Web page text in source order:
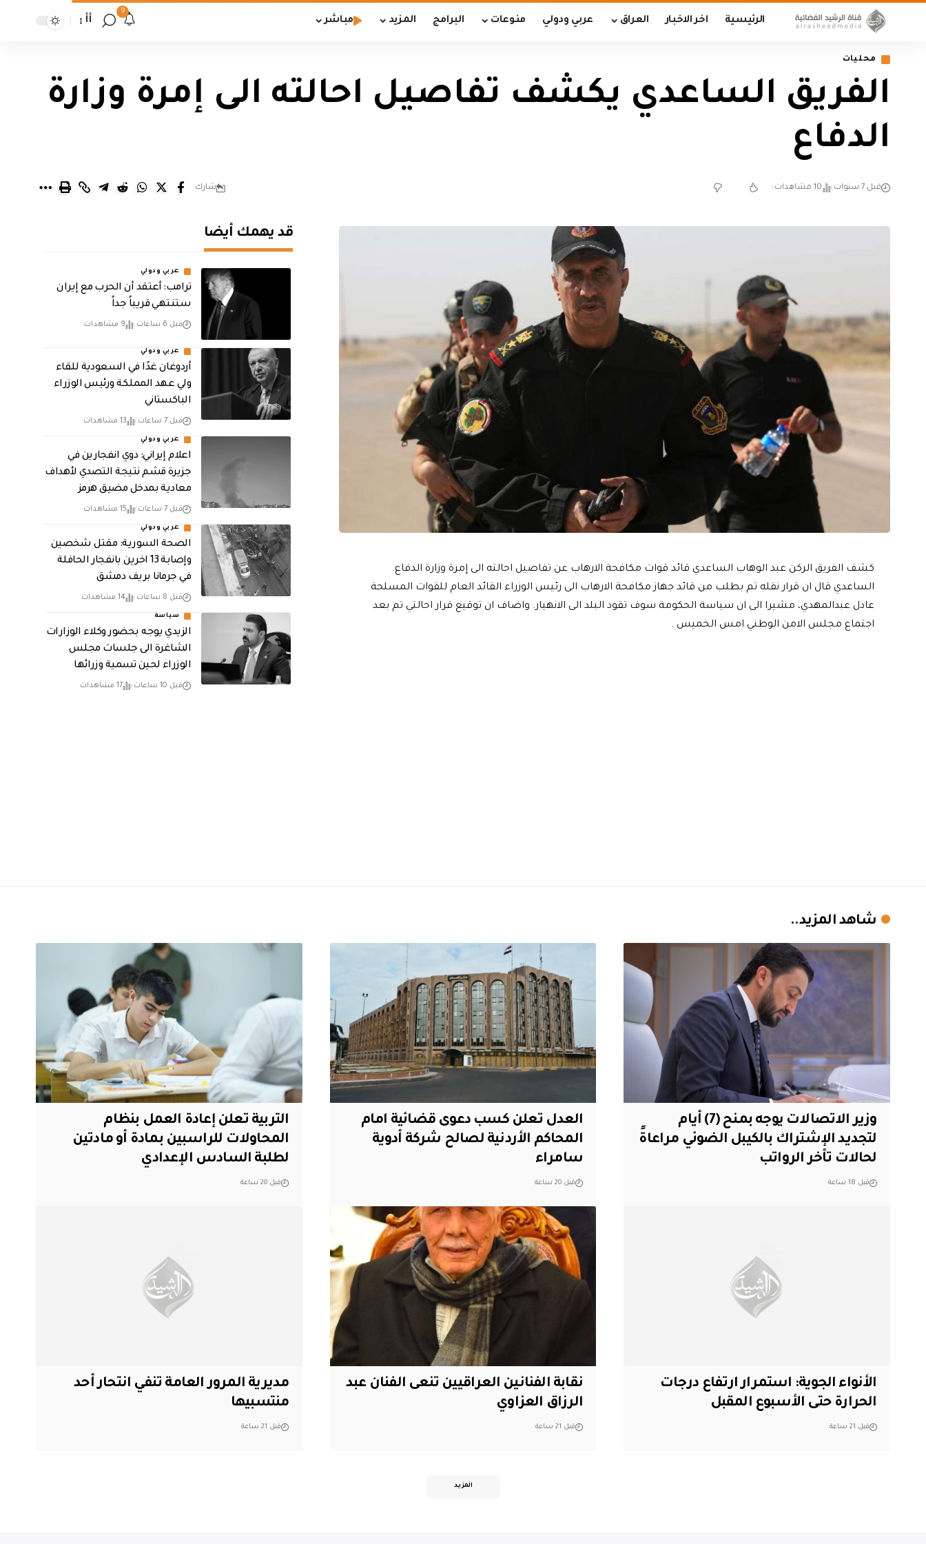
الرئيسية اخر الاخبار العراق عربي ودولي منوعات البرامج المزيد مباشر
9
أأ
محليات
الفريق الساعدي يكشف تفاصيل احالته الى إمرة وزارة
الدفاع
قبل 7 سنوات 10 مشاهدات شارك
كشف الفريق الركن عبد الوهاب الساعدي قائد قوات مكافحة الارهاب عن تفاصيل احالته الى إمرة وزارة الدفاع.
الساعدي قال ان قرار نقله تم بطلب من قائد جهاز مكافحة الارهاب الى رئيس الوزراء القائد العام للقوات المسلحة
عادل عبدالمهدي، مشيرا الى ان سياسة الحكومة سوف تقود البلد الى الانهيار. واضاف ان توقيع قرار احالتي تم بعد
اجتماع مجلس الامن الوطني امس الخميس .
قد يهمك أيضا
عربي ودولي
‏ترامب: أعتقد أن الحرب مع إيران
ستنتهي قريباً جداً
قبل 6 ساعات 9 مشاهدات
عربي ودولي
أردوغان غدًا في السعودية للقاء
ولي عهد المملكة ورئيس الوزراء
الباكستاني
قبل 7 ساعات 13 مشاهدات
عربي ودولي
اعلام إيراني: دوي انفجارين في
جزيرة قشم نتيجة التصدي لأهداف
معادية بمدخل مضيق هرمز
قبل 7 ساعات 15 مشاهدات
عربي ودولي
الصحة السورية: مقتل شخصين
وإصابة 13 اخرين بانفجار الحافلة
في جرمانا بريف دمشق
قبل 8 ساعات 14 مشاهدات
سياسة
الزيدي يوجه بحضور وكلاء الوزارات
الشاغرة الى جلسات مجلس
الوزراء لحين تسمية وزرائها
قبل 10 ساعات 17 مشاهدات
شاهد المزيد..
وزير الاتصالات يوجه بمنح (7) أيام
لتجديد الإشتراك بالكيبل الضوئي مراعاةً
لحالات تأخر الرواتب
قبل 18 ساعة
العدل تعلن كسب دعوى قضائية امام
المحاكم الأردنية لصالح شركة أدوية
سامراء
قبل 20 ساعة
التربية تعلن إعادة العمل بنظام
المحاولات للراسبين بمادة أو مادتين
لطلبة السادس الإعدادي
قبل 20 ساعة
الأنواء الجوية: استمرار ارتفاع درجات
الحرارة حتى الأسبوع المقبل
قبل 21 ساعة
نقابة الفنانين العراقيين تنعى الفنان عبد
الرزاق العزاوي
قبل 21 ساعة
مديرية المرور العامة تنفي انتحار أحد
منتسبيها
قبل 21 ساعة
المزيد